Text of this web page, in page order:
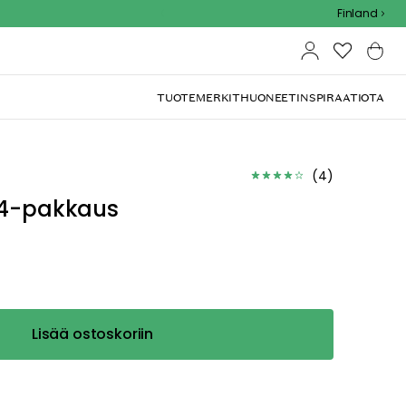
Finland
TUOTEMERKITHUONEETINSPIRAATIOTA
(4)
pakkaus
Lisää ostoskoriin